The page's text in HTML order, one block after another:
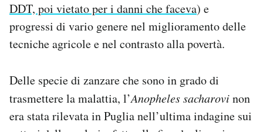
DDT, poi vietato per i danni che faceva) e
progressi di vario genere nel miglioramento delle
tecniche agricole e nel contrasto alla povertà.
Delle specie di zanzare che sono in grado di
trasmettere la malattia, l’Anopheles sacharovinon
era stata rilevata in Puglia nell’ultima indagine sui